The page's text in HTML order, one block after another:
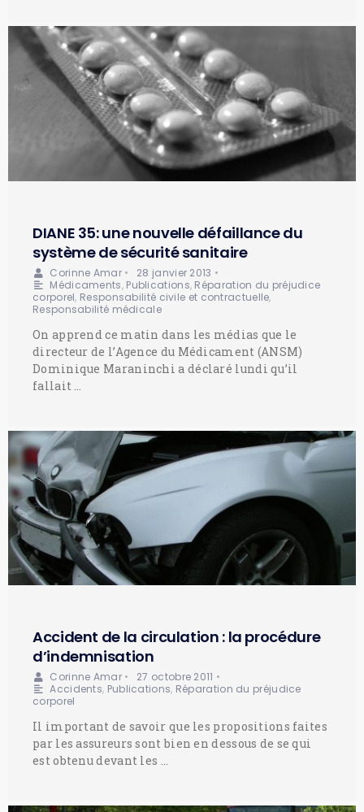
DIANE 35: une nouvelle défaillance du
système de sécurité sanitaire
Corinne Amar • 28 janvier 2013 •
Médicaments, Publications, Réparation du préjudice
corporel, Responsabilité civile et contractuelle,
Responsabilité médicale
On apprend ce matin dans les médias que le
directeur de l’Agence du Médicament (ANSM)
Dominique Maraninchi a déclaré lundi qu’il
fallait …
Accident de la circulation : la procédure
d’indemnisation
Corinne Amar • 27 octobre 2011 •
Accidents, Publications, Réparation du préjudice
corporel
Il important de savoir que les propositions faites
par les assureurs sont bien en dessous de se qui
est obtenu devant les …